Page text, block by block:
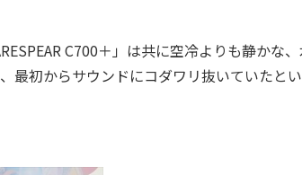
C700＋」は共に空冷よりも静かな
最初からサウンドにコダワリ抜いていたと